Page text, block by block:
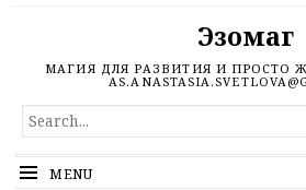
Эзомаг
МАГИЯ ДЛЯ РАЗВИТИЯ И ПРОСТО
SEARCH
FOR...
MENU